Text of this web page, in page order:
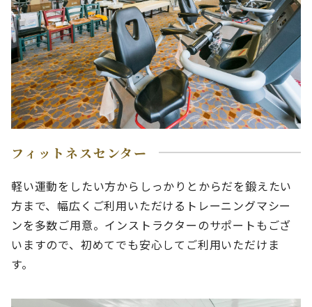
フィットネスセンター
軽い運動をしたい方からしっかりとからだを鍛えたい
方まで、幅広くご利用いただけるトレーニングマシー
ンを多数ご用意。インストラクターのサポートもござ
いますので、初めてでも安心してご利用いただけま
す。